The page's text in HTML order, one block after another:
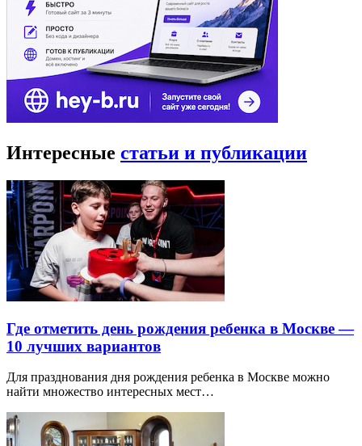
Интересные статьи и публикации
Где отметить день рождения ребенка в Москве —
10 лучших вариантов
Для празднования дня рождения ребенка в Москве можно
найти множество интересных мест…